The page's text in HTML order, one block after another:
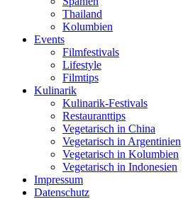
Thailand
Kolumbien
Events
Filmfestivals
Lifestyle
Filmtips
Kulinarik
Kulinarik-Festivals
Restauranttips
Vegetarisch in China
Vegetarisch in Argentinien
Vegetarisch in Kolumbien
Vegetarisch in Indonesien
Impressum
Datenschutz